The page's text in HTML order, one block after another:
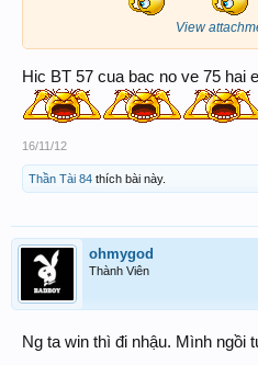
View
Hic BT 57 cua bac no ve 75 hai
16/11/12
Thần Tài 84 thích bài này.
ohmygod
Thành Viên
Ng ta win thì đi nhậu. Mình ngồi